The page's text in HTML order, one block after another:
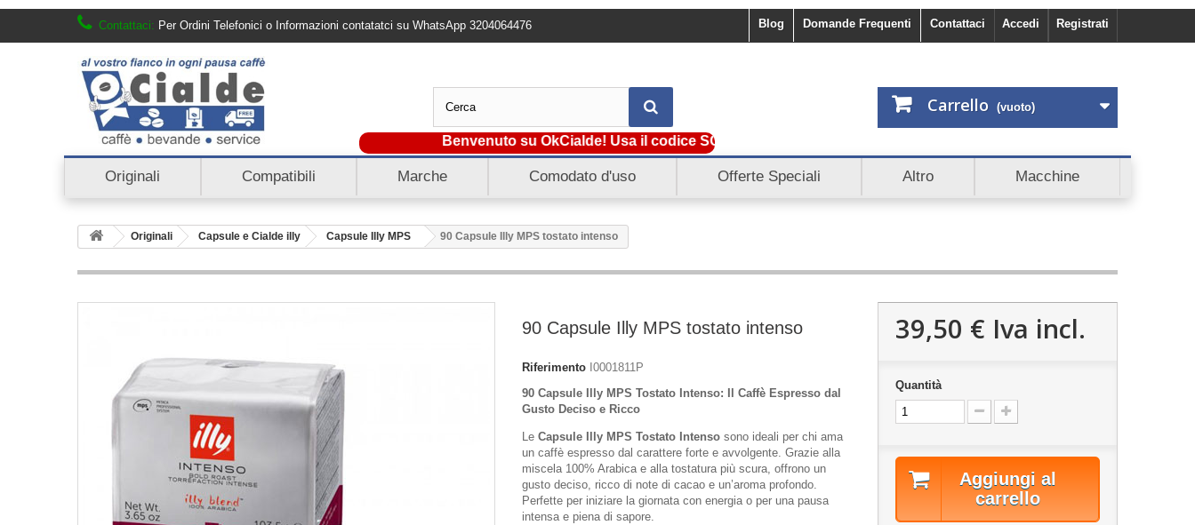
Registrati
Accedi
Contattaci
Domande Frequenti
Blog
Contattaci: Per Ordini Telefonici o Informazioni contatatci su WhatsApp 3204064476
Carrello (vuoto)
Benvenuto su OkCialde! Usa il codice SCONTO5 e ottieni subito 5€ di sconto. Scopri anche Cashback e Affiliazioni.
Originali Compatibili Marche Comodato d'uso Offerte Speciali Altro Macchine
Originali Capsule e Cialde illy Capsule Illy MPS 90 Capsule Illy MPS tostato intenso
90 Capsule Illy MPS tostato intenso
Riferimento I0001811P
90 Capsule Illy MPS Tostato Intenso: Il Caffè Espresso dal
Gusto Deciso e Ricco
Le Capsule Illy MPS Tostato Intenso sono ideali per chi ama
un caffè espresso dal carattere forte e avvolgente. Grazie alla
miscela 100% Arabica e alla tostatura più scura, offrono un
gusto deciso, ricco di note di cacao e un’aroma profondo.
Perfette per iniziare la giornata con energia o per una pausa
intensa e piena di sapore.
39,50 € Iva incl.
Quantità
Aggiungi al
carrello